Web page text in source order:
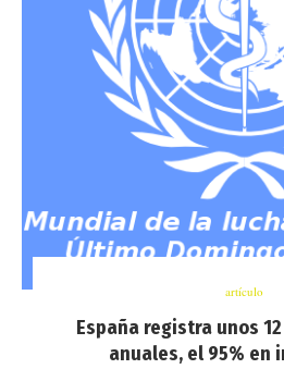
artículo
España registra unos
anuales, el 95% en